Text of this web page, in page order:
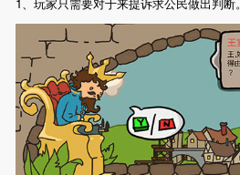
1、玩家只需要对于来提诉求公民做出判断。